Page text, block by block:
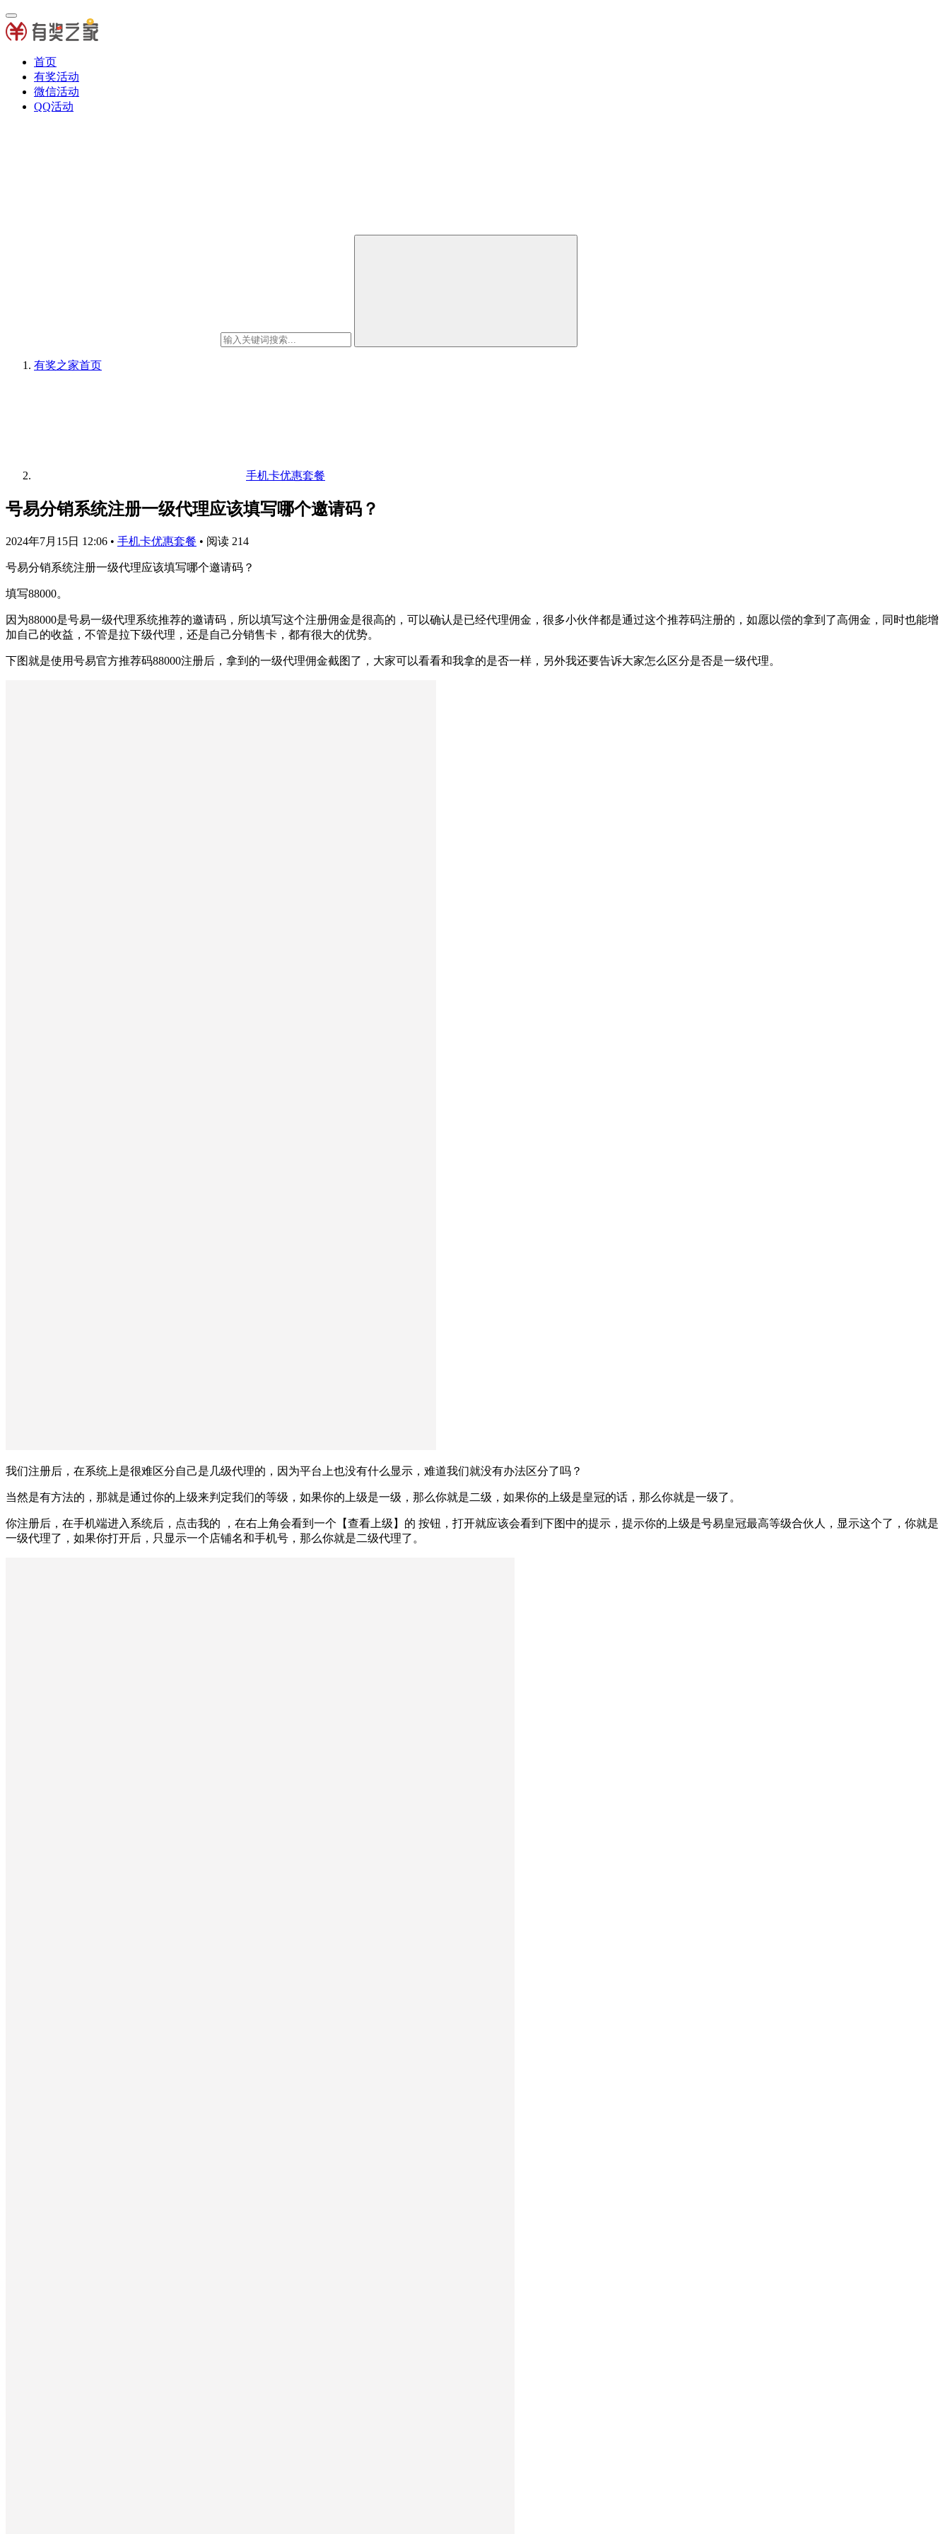
首页
有奖活动
微信活动
QQ活动
有奖之家首页
手机卡优惠套餐
号易分销系统注册一级代理应该填写哪个邀请码？
2024年7月15日 12:06 • 手机卡优惠套餐 • 阅读 214
号易分销系统注册一级代理应该填写哪个邀请码？
填写88000。
因为88000是号易一级代理系统推荐的邀请码，所以填写这个注册佣金是很高的，可以确认是已经代理佣金，很多小伙伴都是通过这个推荐码注册的，如愿以偿的拿到了高佣金，同时也能增
加自己的收益，不管是拉下级代理，还是自己分销售卡，都有很大的优势。
下图就是使用号易官方推荐码88000注册后，拿到的一级代理佣金截图了，大家可以看看和我拿的是否一样，另外我还要告诉大家怎么区分是否是一级代理。
我们注册后，在系统上是很难区分自己是几级代理的，因为平台上也没有什么显示，难道我们就没有办法区分了吗？
当然是有方法的，那就是通过你的上级来判定我们的等级，如果你的上级是一级，那么你就是二级，如果你的上级是皇冠的话，那么你就是一级了。
你注册后，在手机端进入系统后，点击我的 ，在右上角会看到一个【查看上级】的 按钮，打开就应该会看到下图中的提示，提示你的上级是号易皇冠最高等级合伙人，显示这个了，你就是
一级代理了，如果你打开后，只显示一个店铺名和手机号，那么你就是二级代理了。